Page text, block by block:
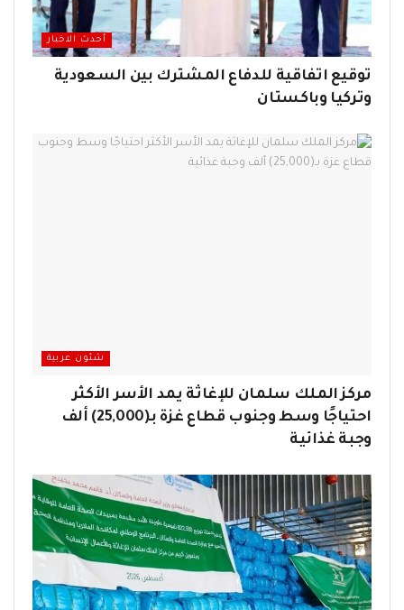
أحدث الاخبار
توقيع اتفاقية للدفاع المشترك بين السعودية
وتركيا وباكستان
شئون عربية
مركز الملك سلمان للإغاثة يمد الأسر الأكثر
احتياجًا وسط وجنوب قطاع غزة بـ(25,000) ألف
وجبة غذائية